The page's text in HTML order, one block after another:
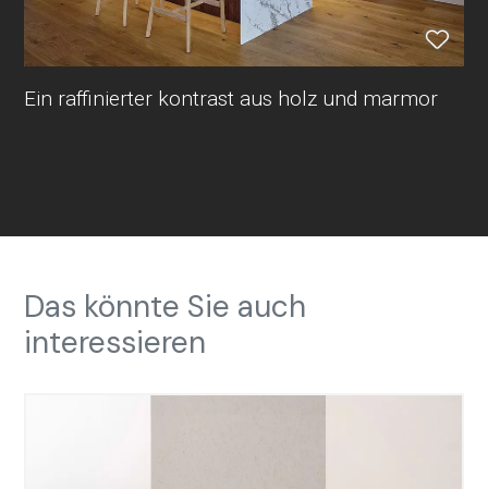
Ein raffinierter kontrast aus holz und marmor
Das könnte Sie auch
interessieren